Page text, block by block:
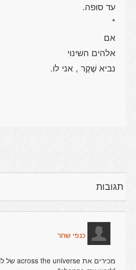
עד סופה.
*
אם
אלהים השינוי
נביא שֶׁקֶר , אני לו.
תגובות
כנפי שחר